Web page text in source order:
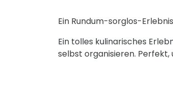
Ein Rundum-sorglos-
Ein tolles kulinarisches
selbst organisieren. Perfekt,